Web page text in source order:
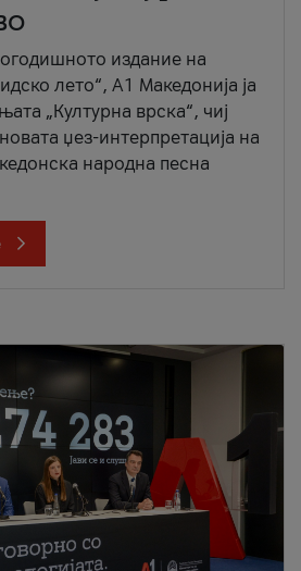
издание на
лето“, А1 Македонија ја
„Културна врска“, чиј
џез-интерпретација на
народна песна